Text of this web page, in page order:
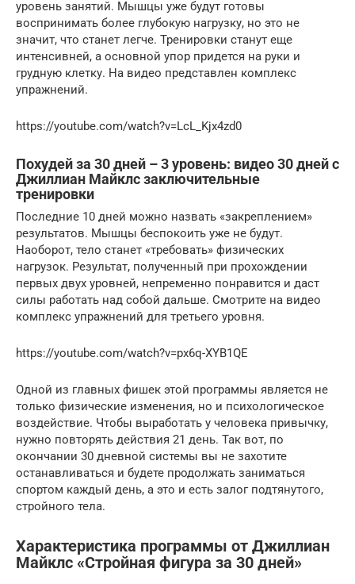
уровень занятий. Мышцы уже будут готовы
воспринимать более глубокую нагрузку, но это не
значит, что станет легче. Тренировки станут еще
интенсивней, а основной упор придется на руки и
грудную клетку. На видео представлен комплекс
упражнений.
https://youtube.com/watch?v=LcL_Kjx4zd0
Похудей за 30 дней – 3 уровень: видео 30 дней с
Джиллиан Майклс заключительные
тренировки
Последние 10 дней можно назвать «закреплением»
результатов. Мышцы беспокоить уже не будут.
Наоборот, тело станет «требовать» физических
нагрузок. Результат, полученный при прохождении
первых двух уровней, непременно понравится и даст
силы работать над собой дальше. Смотрите на видео
комплекс упражнений для третьего уровня.
https://youtube.com/watch?v=px6q-XYB1QE
Одной из главных фишек этой программы является не
только физические изменения, но и психологическое
воздействие. Чтобы выработать у человека привычку,
нужно повторять действия 21 день. Так вот, по
окончании 30 дневной системы вы не захотите
останавливаться и будете продолжать заниматься
спортом каждый день, а это и есть залог подтянутого,
стройного тела.
Характеристика программы от Джиллиан
Майклс «Стройная фигура за 30 дней»